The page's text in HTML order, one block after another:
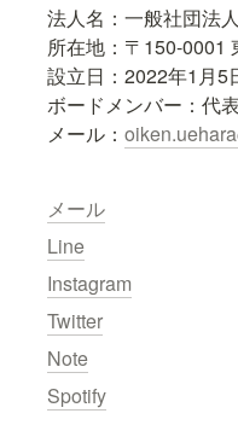
法人名：一般社団法
所在地：〒150-0001
設立日：2022年1月5
ボードメンバー：代
メール：
メール
Line
Instagram
Twitter
Note
Spotify